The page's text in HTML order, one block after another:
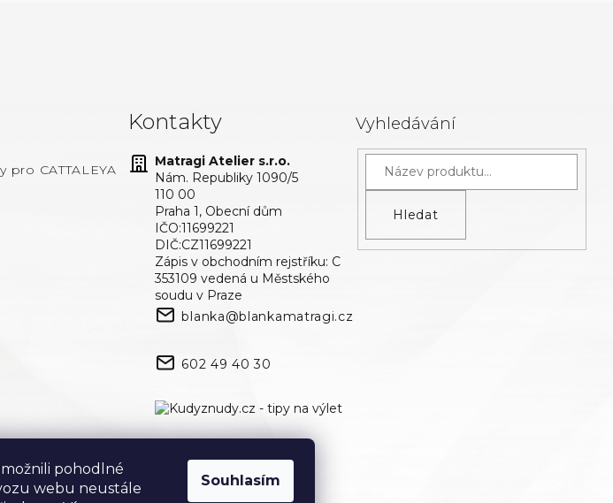
pohodlné
webu neustále
Souhlasím
pro CATTALEYA
Kontakty
Matragi Atelier s.r.o.
Nám. Republiky 1090/5
110 00
Praha 1, Obecní dům
IČO:11699221
DIČ:CZ11699221
Zápis v obchodním rejstříku: C
353109 vedená u Městského
soudu v Praze
blanka@blankamatragi.cz
602 49 40 30
Vyhledávání
Hledat